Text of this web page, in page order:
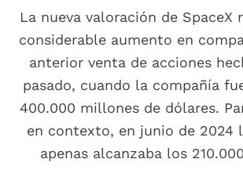
La nueva valoración de SpaceX
considerable aumento en
anterior venta de acciones
pasado, cuando la compañía
400.000 millones de dólares.
en contexto, en junio de 2024
apenas alcanzaba los